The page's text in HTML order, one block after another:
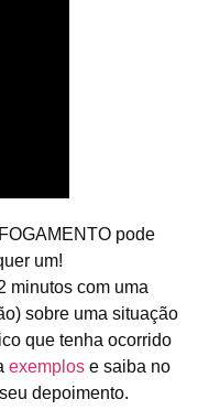
pode
um!
minutos com uma
sobre uma situação
que tenha ocorrido
exemplos e saiba no
depoimento.